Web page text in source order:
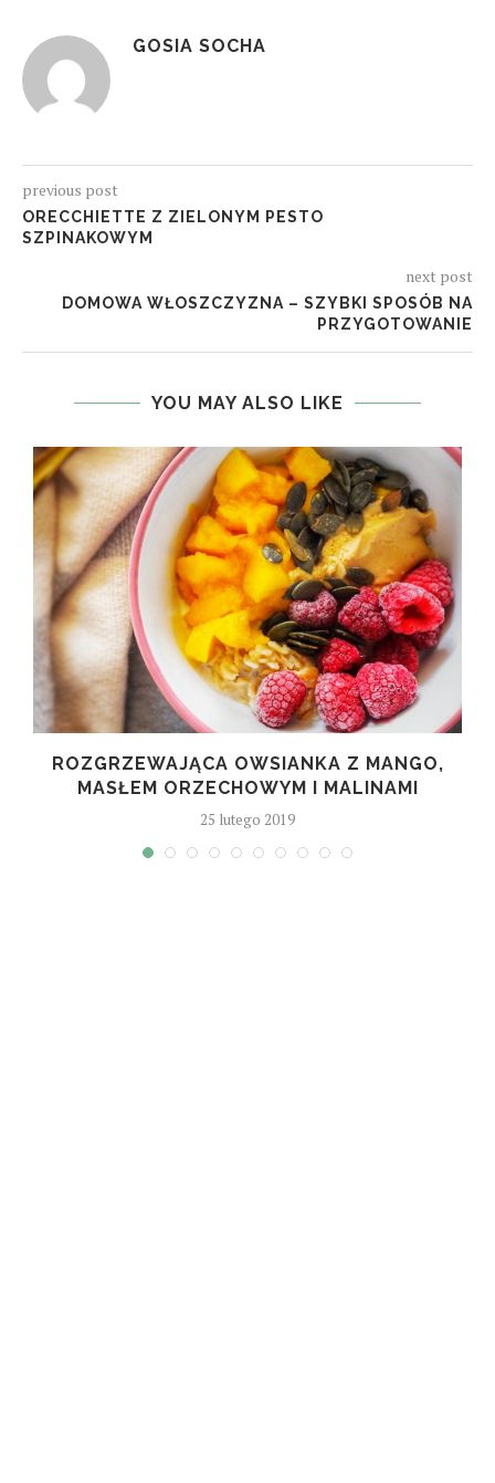
GOSIA SOCHA
previous post
ORECCHIETTE Z ZIELONYM PESTO
SZPINAKOWYM
next post
DOMOWA WŁOSZCZYZNA – SZYBKI SPOSÓB NA
PRZYGOTOWANIE
YOU MAY ALSO LIKE
ROZGRZEWAJĄCA OWSIANKA Z MANGO,
MASŁEM ORZECHOWYM I MALINAMI
25 lutego 2019